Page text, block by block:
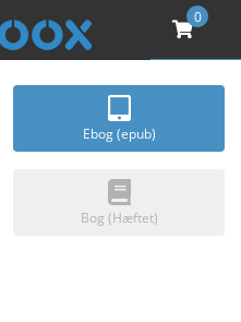
0
Ebog (epub)
Bog (Hæftet)